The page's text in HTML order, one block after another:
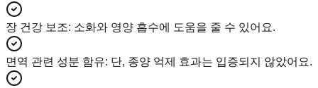
장 건강 보조: 소화와 영양 흡수에 도움을 줄 수 있어요.
면역 관련 성분 함유: 단, 종양 억제 효과는 입증되지 않았어요.